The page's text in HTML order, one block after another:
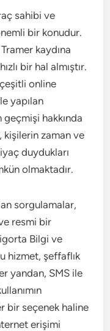
sahibi ve
bir konudur.
kaydına
bir hal almıştır.
online
yapılan
geçmişi hakkında
kişilerin zaman ve
duydukları
olmaktadır.
sorgulamalar,
resmi bir
Bilgi ve
hizmet, şeffaflık
yandan, SMS ile
bir seçenek haline
erişimi